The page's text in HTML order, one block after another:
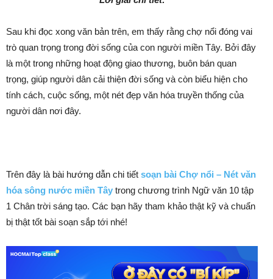
Sau khi đọc xong văn bản trên, em thấy rằng chợ nổi đóng vai
trò quan trọng trong đời sống của con người miền Tây. Bởi đây
là một trong những hoạt động giao thương, buôn bán quan
trọng, giúp người dân cải thiện đời sống và còn biểu hiện cho
tính cách, cuộc sống, một nét đẹp văn hóa truyền thống của
người dân nơi đây.
Trên đây là bài hướng dẫn chi tiết soạn bài Chợ nổi – Nét văn
hóa sông nước miền Tây trong chương trình Ngữ văn 10 tập
1 Chân trời sáng tạo. Các bạn hãy tham khảo thật kỹ và chuẩn
bị thật tốt bài soạn sắp tới nhé!